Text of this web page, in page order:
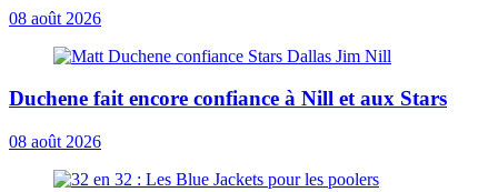
08 août 2026
Duchene fait encore confiance à Nill et aux Stars
08 août 2026